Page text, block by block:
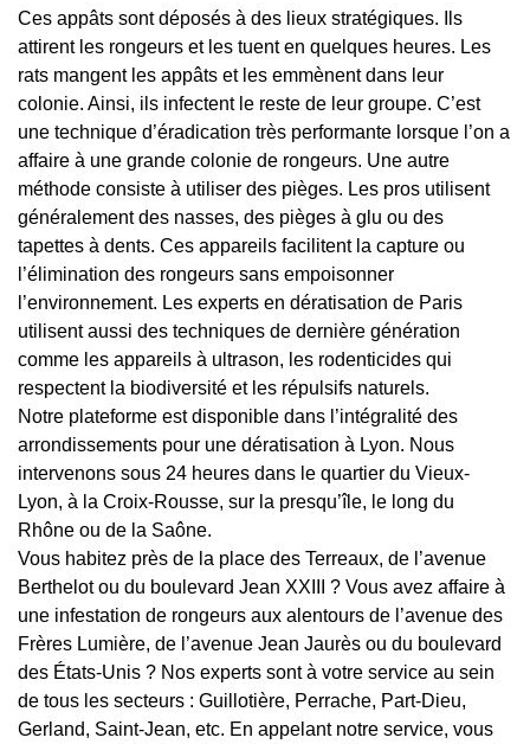
Ces appâts sont déposés à des lieux stratégiques. Ils
attirent les rongeurs et les tuent en quelques heures. Les
rats mangent les appâts et les emmènent dans leur
colonie. Ainsi, ils infectent le reste de leur groupe. C’est
une technique d’éradication très performante lorsque l’on a
affaire à une grande colonie de rongeurs. Une autre
méthode consiste à utiliser des pièges. Les pros utilisent
généralement des nasses, des pièges à glu ou des
tapettes à dents. Ces appareils facilitent la capture ou
l’élimination des rongeurs sans empoisonner
l’environnement. Les experts en dératisation de Paris
utilisent aussi des techniques de dernière génération
comme les appareils à ultrason, les rodenticides qui
respectent la biodiversité et les répulsifs naturels.
Notre plateforme est disponible dans l’intégralité des
arrondissements pour une dératisation à Lyon. Nous
intervenons sous 24 heures dans le quartier du Vieux-
Lyon, à la Croix-Rousse, sur la presqu’île, le long du
Rhône ou de la Saône.
Vous habitez près de la place des Terreaux, de l’avenue
Berthelot ou du boulevard Jean XXIII ? Vous avez affaire à
une infestation de rongeurs aux alentours de l’avenue des
Frères Lumière, de l’avenue Jean Jaurès ou du boulevard
des États-Unis ? Nos experts sont à votre service au sein
de tous les secteurs : Guillotière, Perrache, Part-Dieu,
Gerland, Saint-Jean, etc. En appelant notre service, vous